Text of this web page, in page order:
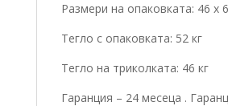
Размери на опаковката: 46 x
Тегло с опаковката: 52 кг
Тегло на триколката: 46 кг
Гаранция – 24 месеца .